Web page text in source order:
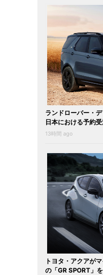
ランドローバー・
日本における予約
13時間 ago
トヨタ・アクアが
の「GR SPORT」